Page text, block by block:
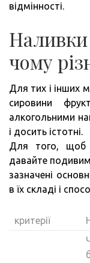
відмінності.
чому
Для тих і інших
сировини
алкогольними
і досить істотні.
Для того, щоб
давайте
зазначені
в їх складі і
критерії